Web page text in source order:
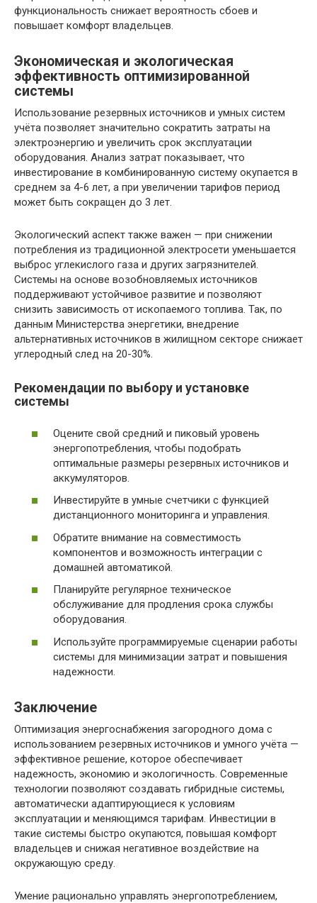
функциональность снижает вероятность сбоев и
повышает комфорт владельцев.
Экономическая и экологическая
эффективность оптимизированной
системы
Использование резервных источников и умных систем
учёта позволяет значительно сократить затраты на
электроэнергию и увеличить срок эксплуатации
оборудования. Анализ затрат показывает, что
инвестирование в комбинированную систему окупается в
среднем за 4-6 лет, а при увеличении тарифов период
может быть сокращен до 3 лет.
Экологический аспект также важен — при снижении
потребления из традиционной электросети уменьшается
выброс углекислого газа и других загрязнителей.
Системы на основе возобновляемых источников
поддерживают устойчивое развитие и позволяют
снизить зависимость от ископаемого топлива. Так, по
данным Министерства энергетики, внедрение
альтернативных источников в жилищном секторе снижает
углеродный след на 20-30%.
Рекомендации по выбору и установке
системы
Оцените свой средний и пиковый уровень
энергопотребления, чтобы подобрать
оптимальные размеры резервных источников и
аккумуляторов.
Инвестируйте в умные счетчики с функцией
дистанционного мониторинга и управления.
Обратите внимание на совместимость
компонентов и возможность интеграции с
домашней автоматикой.
Планируйте регулярное техническое
обслуживание для продления срока службы
оборудования.
Используйте программируемые сценарии работы
системы для минимизации затрат и повышения
надежности.
Заключение
Оптимизация энергоснабжения загородного дома с
использованием резервных источников и умного учёта —
эффективное решение, которое обеспечивает
надежность, экономию и экологичность. Современные
технологии позволяют создавать гибридные системы,
автоматически адаптирующиеся к условиям
эксплуатации и меняющимся тарифам. Инвестиции в
такие системы быстро окупаются, повышая комфорт
владельцев и снижая негативное воздействие на
окружающую среду.
Умение рационально управлять энергопотреблением,